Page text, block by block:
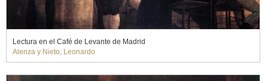
Lectura en el Café de Levante de Madrid
Alenza y Nieto, Leonardo